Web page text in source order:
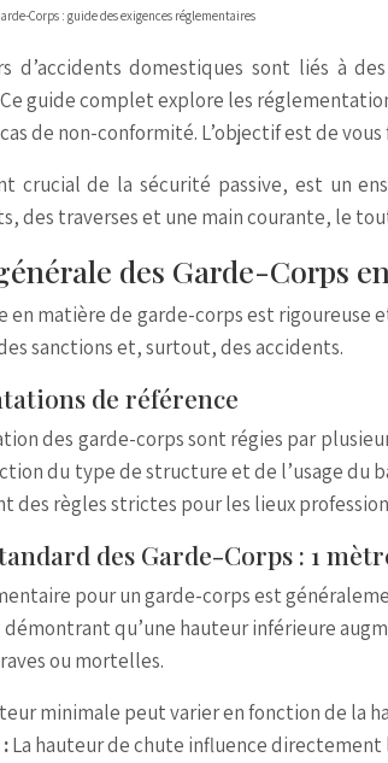
Corps : guide des exigences réglementaires
d’accidents domestiques sont liés à
guide complet explore les
de non-conformité. L’objectif est de
crucial de la sécurité passive, est un
des traverses et une main courante, le
des Garde-Corps
en matière de garde-corps est
sanctions et, surtout, des accidents.
de référence
des garde-corps sont régies par
du type de structure et de l’usage
des règles strictes pour les lieux
des Garde-Corps : 1
pour un garde-corps est
qu’une hauteur inférieure
ou mortelles.
minimale peut varier en fonction de la
La hauteur de chute influence